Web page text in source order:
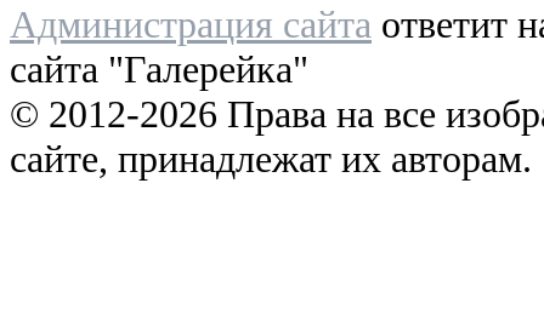
Администрация сайта ответит
сайта "Галерейка"
© 2012-2026 Права на все
сайте, принадлежат их авторам.